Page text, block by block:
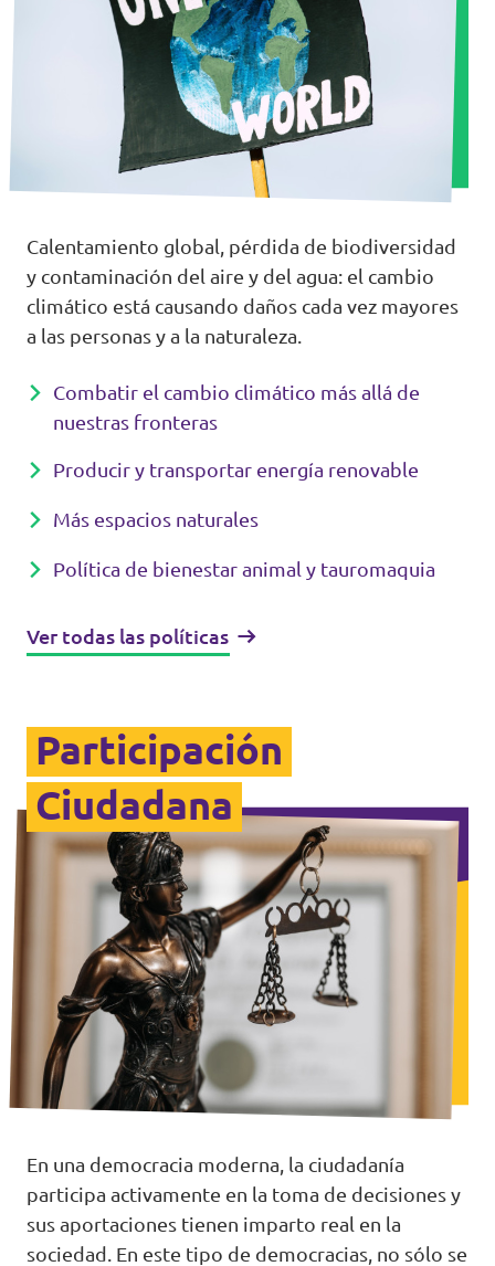
Volt Irlanda
Volt Kosovo
Volt Letonia [facebook]
Volt Lituania [facebook]
Volt Luxemburgo
Volt Malta
Volt Noruega [facebook]
Volt Rumanía
Volt Suiza
Trabaja con Volt
Calentamiento global, pérdida de biodiversidad
y contaminación del aire y del agua: el cambio
climático está causando daños cada vez mayores
a las personas y a la naturaleza.
Combatir el cambio climático más allá de
nuestras fronteras
Producir y transportar energía renovable
Más espacios naturales
Política de bienestar animal y tauromaquia
Ver todas las políticas
Participación
Ciudadana
En una democracia moderna, la ciudadanía
participa activamente en la toma de decisiones y
sus aportaciones tienen imparto real en la
sociedad. En este tipo de democracias, no sólo se